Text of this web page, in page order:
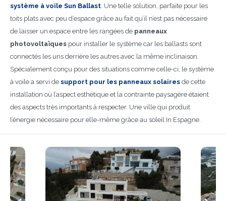
système à voile Sun Ballast. Une telle solution, parfaite pour les
toits plats avec peu d’espace grâce au fait qu’il n’est pas nécessaire
de laisser un espace entre les rangées de panneaux
photovoltaïques pour installer le système car les ballasts sont
connectés les uns derrière les autres avec la même inclinaison.
Spécialement conçu pour des situations comme celle-ci, le système
à voile a servi de support pour les panneaux solaires de cette
installation où l’aspect esthétique et la contrainte paysagère étaient
des aspects très importants à respecter. Une ville qui produit
l’énergie nécessaire pour elle-même grâce au soleil In Espagne.